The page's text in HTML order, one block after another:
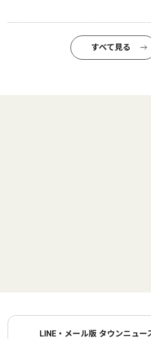
すべて見る
LINE・メール版 タウンニュー